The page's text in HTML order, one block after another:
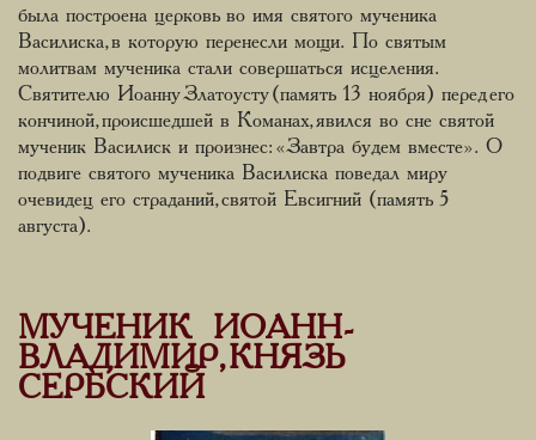
была построена церковь во имя святого мученика
Василиска, в которую перенесли мощи. По святым
молитвам мученика стали совершаться исцеления.
Святителю Иоанну Златоусту (память 13 ноября) перед его
кончиной, происшедшей в Команах, явился во сне святой
мученик Василиск и произнес: «Завтра будем вместе». О
подвиге святого мученика Василиска поведал миру
очевидец его страданий, святой Евсигний (память 5
августа).
МУЧЕНИК ИОАНН-
ВЛАДИМИР, КНЯЗЬ
СЕРБСКИЙ